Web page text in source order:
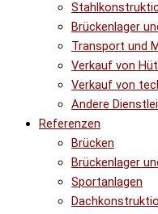
Brückenlager
Transport und
Verkauf von
Verkauf von
Andere
Referenzen
Brücken
Brückenlager
Sportanlagen